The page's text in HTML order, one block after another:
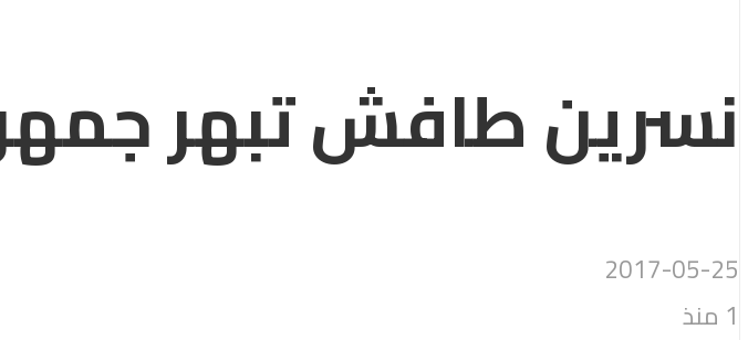
نسرين طافش تبهر
2017-05-25
1 منذ